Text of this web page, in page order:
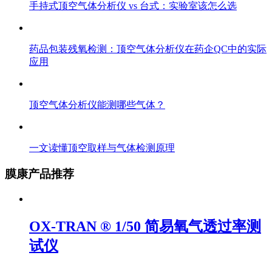
手持式顶空气体分析仪 vs 台式：实验室该怎么选
药品包装残氧检测：顶空气体分析仪在药企QC中的实际
应用
顶空气体分析仪能测哪些气体？
一文读懂顶空取样与气体检测原理
膜康产品推荐
OX-TRAN ® 1/50 简易氧气透过率测
试仪